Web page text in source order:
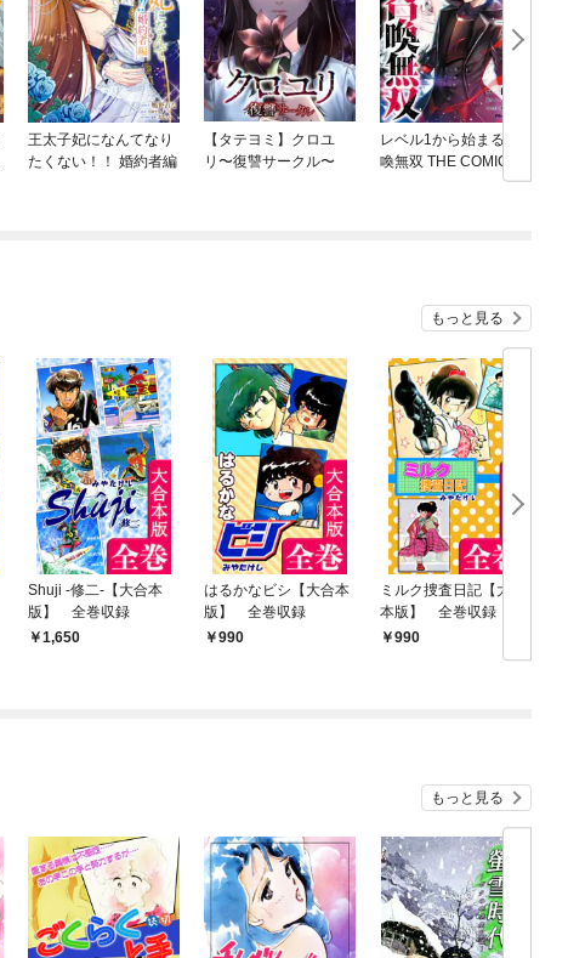
王太子妃になんてなり
たくない！！ 婚約者編
【タテヨミ】クロユ
リ〜復讐サークル〜
レベル1から始まる召
喚無双 THE COMIC
もっと見る
Shuji -修二-【大合本
版】 全巻収録
1,650
はるかなビシ【大合本
版】 全巻収録
990
ミルク捜査日記【大合
本版】 全巻収録
990
もっと見る